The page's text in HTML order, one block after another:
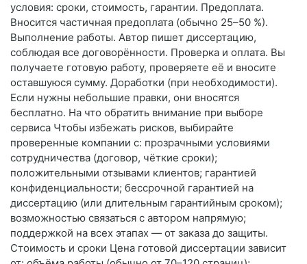
условия: сроки, стоимость, гарантии. Предоплата.
Вносится частичная предоплата (обычно 25–50 %).
Выполнение работы. Автор пишет диссертацию,
соблюдая все договорённости. Проверка и оплата. Вы
получаете готовую работу, проверяете её и вносите
оставшуюся сумму. Доработки (при необходимости).
Если нужны небольшие правки, они вносятся
бесплатно. На что обратить внимание при выборе
сервиса Чтобы избежать рисков, выбирайте
проверенные компании с: прозрачными условиями
сотрудничества (договор, чёткие сроки);
положительными отзывами клиентов; гарантией
конфиденциальности; бессрочной гарантией на
диссертацию (или длительным гарантийным сроком);
возможностью связаться с автором напрямую;
поддержкой на всех этапах — от заказа до защиты.
Стоимость и сроки Цена готовой диссертации зависит